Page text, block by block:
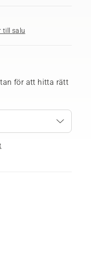
till salu
för att hitta rätt